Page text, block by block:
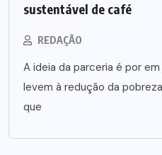
sustentável de café
REDAÇÃO
A ideia da parceria é por
levem à redução da
que